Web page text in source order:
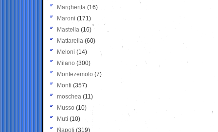
Margherita (16)
Maroni (171)
Mastella (16)
Mattarella (60)
Meloni (14)
Milano (300)
Montezemolo (7)
Monti (357)
moschea (11)
Musso (10)
Muti (10)
Napoli (319)